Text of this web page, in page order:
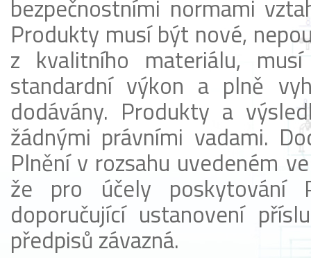
bezpečnostními normami
Produkty musí být nové,
z kvalitního materiálu,
standardní výkon a plně
dodávány. Produkty a
žádnými právními vadami.
Plnění v rozsahu uvedeném
že pro účely poskytování
doporučující ustanovení
předpisů závazná.